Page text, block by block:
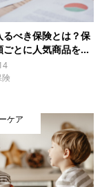
るべき保険とは？保
ごとに人気商品を...
険
ケア